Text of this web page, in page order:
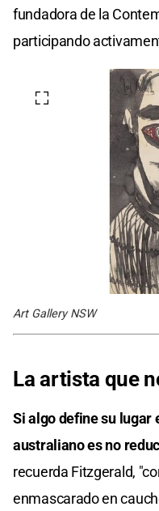
fundadora de la
participando
Art Gallery NSW
La artista que
Si algo define su lugar
australiano es no
recuerda Fitzgerald,
enmascarado en